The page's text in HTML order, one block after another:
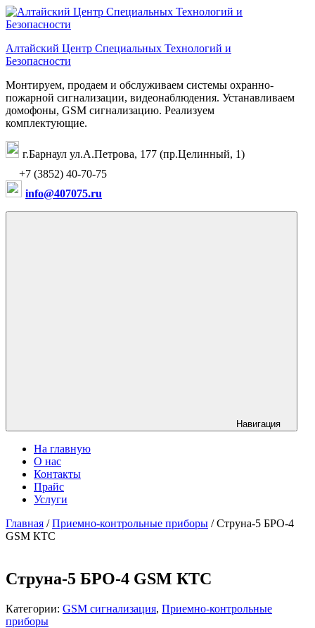
Перейти
к
Алтайский Центр Специальных Технологий и
Безопасности
Монтируем, продаем и обслуживаем системы охранно-
пожарной сигнализации, видеонаблюдения. Устанавливаем
домофоны, GSM сигнализацию. Реализуем
комплектующие.
г.Барнаул ул.А.Петрова, 177 (пр.Целинный, 1)
+7 (3852) 40-70-75
info@407075.ru
Навигация
На главную
О нас
Контакты
Прайс
Услуги
Главная /Приемно-контрольные приборы / Струна-5 БРО-4
GSM КТС
Струна-5 БРО-4 GSM КТС
Категории: GSM сигнализация, Приемно-контрольные
приборы